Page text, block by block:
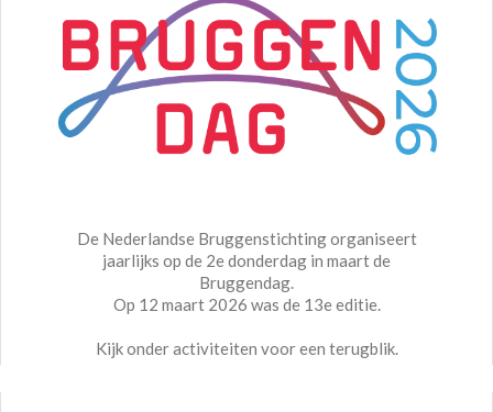
De Nederlandse Bruggenstichting organiseert
jaarlijks op de 2e donderdag in maart de
Bruggendag.
Op 12 maart 2026 was de 13e editie.
Kijk onder activiteiten voor een terugblik.